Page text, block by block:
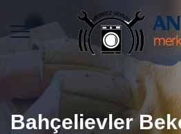
Bahçelievler